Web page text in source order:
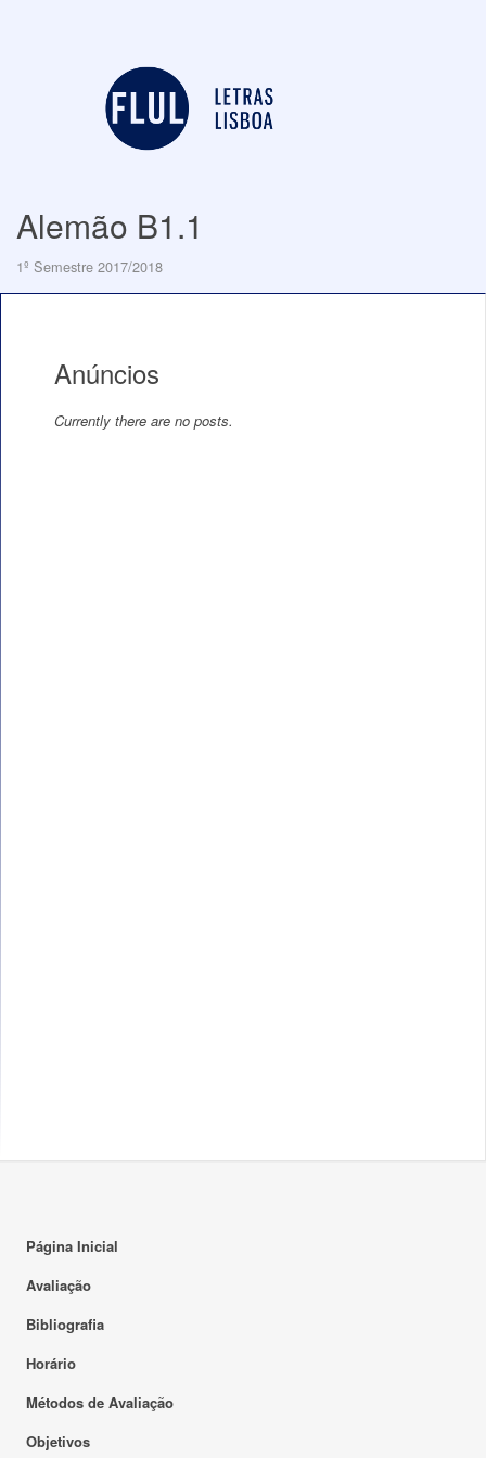
Alemão B1.1
1º Semestre 2017/2018
Anúncios
Currently there are no posts.
Página Inicial
Avaliação
Bibliografia
Horário
Métodos de Avaliação
Objetivos